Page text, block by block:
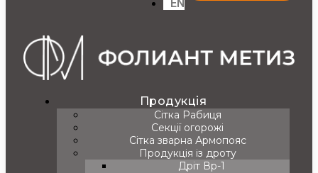
EN
Продукція
Сітка Рабиця
Секції огорожі
Сітка зварна Армопояс
Продукція із дроту
Дріт Вр-1